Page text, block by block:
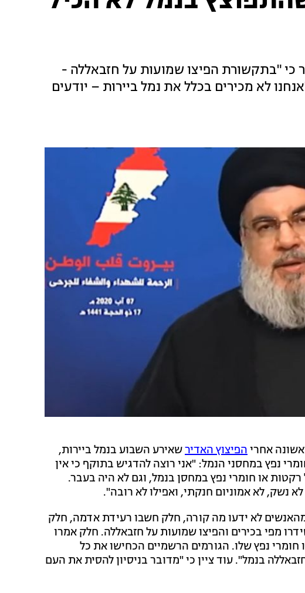
כי "בתקשורת הפיצו שמועות על חזבאללה -
לא מכירים בכלל את נמל ביירות – יודעים
אחריהפיצוץ האדירשאירע השבוע בנמל ביירות,
נפץ במחסני הנמל: "אני רוצה להדגיש בתוקף כי אין
או חומרי נפץ במחסן בנמל, וגם לא היה בעבר.
נשק, לא אמוניום חנקתי, ואפילו לא רובה".
לא ידעו מה קורה, חלק חשבו רעידת אדמה, חלק
מפי בכירים והפיצו שמועות על חזבאללה. חלק אמרו
נפץ שלו. הגורמים הרשמיים הכחישו את כל
בנמל". עוד ציין כי "מדובר בניסיון להסית את העם